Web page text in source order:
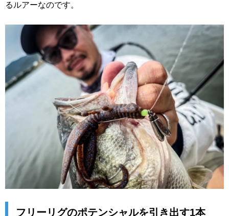
るルアーなのです。
フリーリグのポテンシャルを引き出す1本